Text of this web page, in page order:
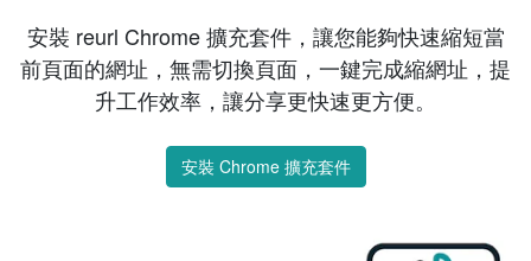
安裝 reurl Chrome 擴充套件，讓您能夠快速縮短當
前頁面的網址，無需切換頁面，一鍵完成縮網址，提
升工作效率，讓分享更快速更方便。
安裝 Chrome 擴充套件